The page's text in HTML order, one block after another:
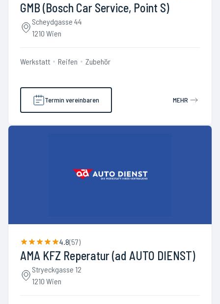
GMB (Bosch Car Service, Point S)
Scheydgasse 44
1210 Wien
Werkstatt Reifen Zubehör
Termin vereinbaren MEHR
4.8(57)
AMA KFZ Reperatur (ad AUTO DIENST)
Stryeckgasse 12
1210 Wien